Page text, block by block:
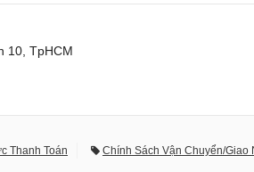
10, TpHCM
Thanh Toán Chính Sách Vận Chuyển/Giao